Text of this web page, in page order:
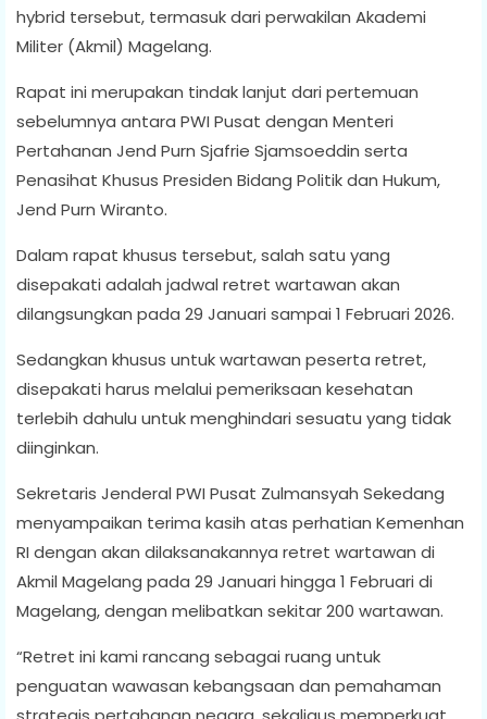
hybrid tersebut, termasuk dari perwakilan Akademi
Militer (Akmil) Magelang.
Rapat ini merupakan tindak lanjut dari pertemuan
sebelumnya antara PWI Pusat dengan Menteri
Pertahanan Jend Purn Sjafrie Sjamsoeddin serta
Penasihat Khusus Presiden Bidang Politik dan Hukum,
Jend Purn Wiranto.
Dalam rapat khusus tersebut, salah satu yang
disepakati adalah jadwal retret wartawan akan
dilangsungkan pada 29 Januari sampai 1 Februari 2026.
Sedangkan khusus untuk wartawan peserta retret,
disepakati harus melalui pemeriksaan kesehatan
terlebih dahulu untuk menghindari sesuatu yang tidak
diinginkan.
Sekretaris Jenderal PWI Pusat Zulmansyah Sekedang
menyampaikan terima kasih atas perhatian Kemenhan
RI dengan akan dilaksanakannya retret wartawan di
Akmil Magelang pada 29 Januari hingga 1 Februari di
Magelang, dengan melibatkan sekitar 200 wartawan.
“Retret ini kami rancang sebagai ruang untuk
penguatan wawasan kebangsaan dan pemahaman